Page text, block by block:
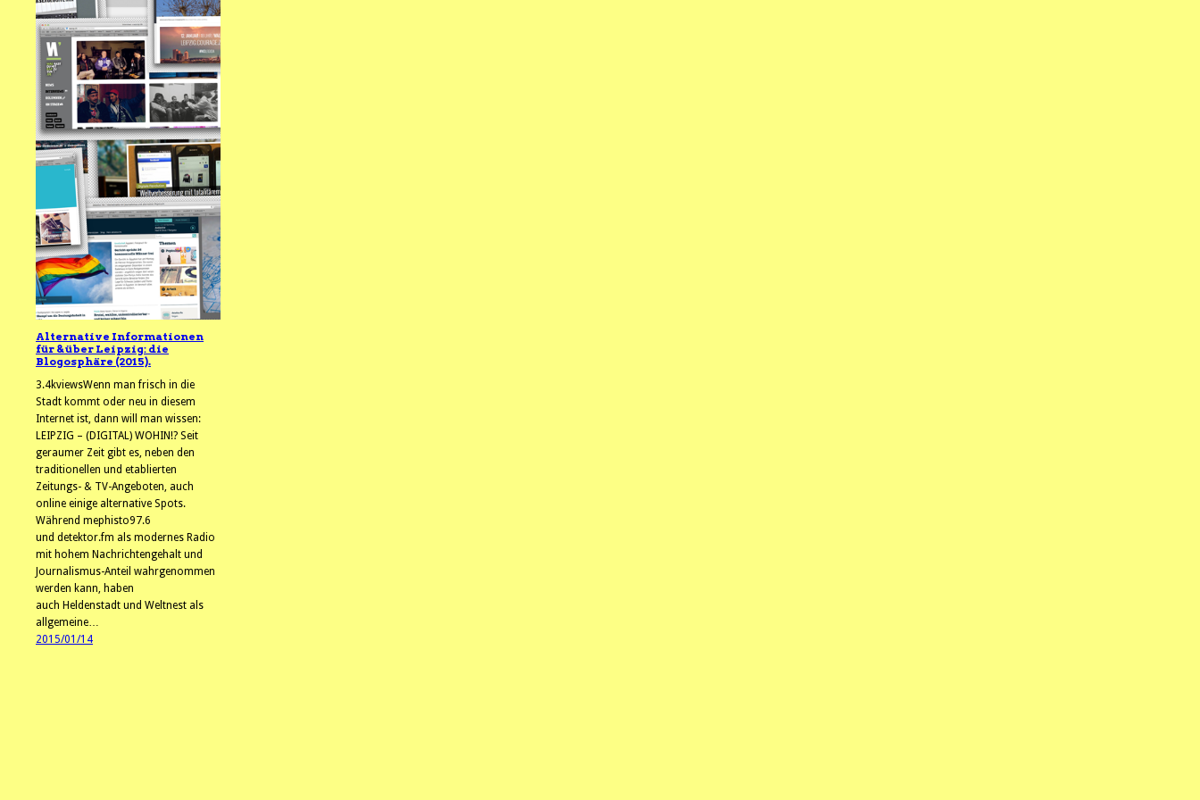
Alternative Informationen
für & über Leipzig: die
Blogosphäre (2015).
3.4kviewsWenn man frisch in die
Stadt kommt oder neu in diesem
Internet ist, dann will man wissen:
LEIPZIG – (DIGITAL) WOHIN!? Seit
geraumer Zeit gibt es, neben den
traditionellen und etablierten
Zeitungs- & TV-Angeboten, auch
online einige alternative Spots.
Während mephisto97.6
und detektor.fm als modernes Radio
mit hohem Nachrichtengehalt und
Journalismus-Anteil wahrgenommen
werden kann, haben
auch Heldenstadt und Weltnest als
allgemeine…
2015/01/14